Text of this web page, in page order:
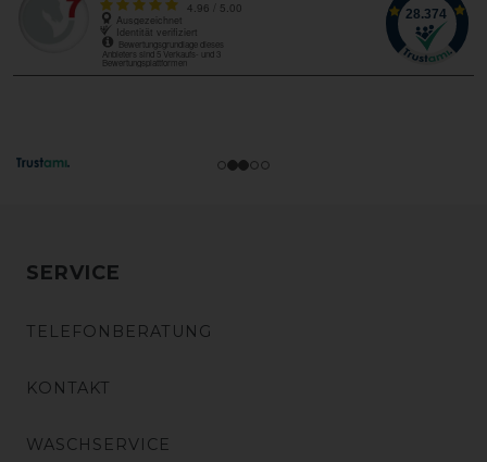
SERVICE
TELEFONBERATUNG
KONTAKT
WASCHSERVICE